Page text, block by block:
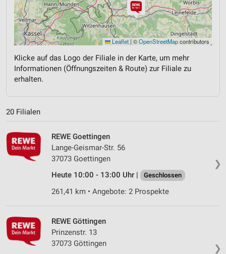
Leaflet | ©OpenStreetMapcontributors
Klicke auf das Logo der Filiale in der Karte, um mehr
Informationen (Öffnungszeiten & Route) zur Filiale zu
erhalten.
20 Filialen
❯
REWE Goettingen
Lange-Geismar-Str. 56
37073 Goettingen
Heute 10:00 - 13:00 Uhr |
Geschlossen
261,41 km • Angebote: 2 Prospekte
❯
REWE Göttingen
Prinzenstr. 13
37073 Göttingen